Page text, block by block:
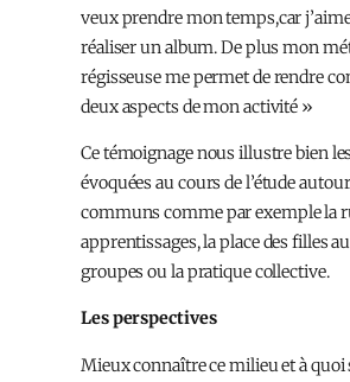
veux prendre mon temps,car
réaliser un album. De plus mon
régisseuse me permet de rendre
deux aspects de mon activité »
Ce témoignage nous illustre bien
évoquées au cours de l’étude
communs comme par exemple la
apprentissages, la place des filles
groupes ou la pratique collective.
Les perspectives
Mieux connaître ce milieu et à quoi